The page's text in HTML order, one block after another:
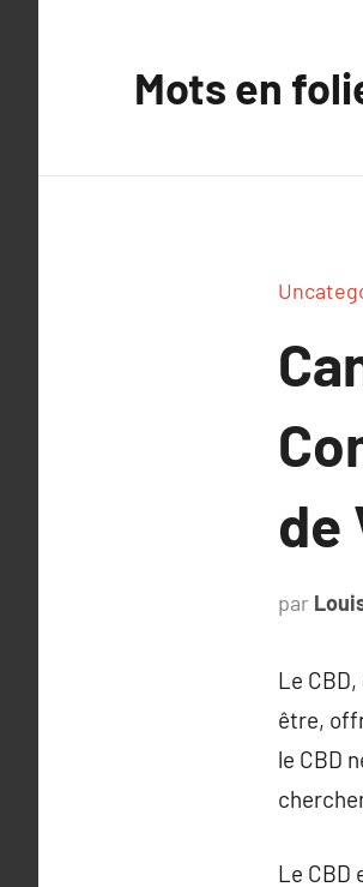
Mots en
de
par
Le
être,
le CBD
Le CBD